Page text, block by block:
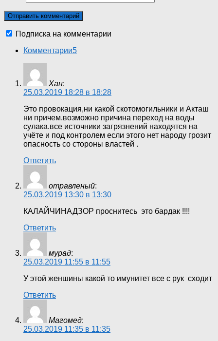
Подписка на комментарии
Комментарии5
Хан:
25.03.2019 18:28 в 18:28
Это провокация,ни какой скотомогильники и Акташ
ни причем.возможно причина переход на воды
сулака.все источники загрязнений находятся на
учёте и под контролем если этого нет народу грозит
опасность со стороны властей .
Ответить
отравленый:
25.03.2019 13:30 в 13:30
КАЛАЙЧИНАДЗОР проснитесь это бардак !!!!
Ответить
мурад:
25.03.2019 11:55 в 11:55
У этой женшины какой то имунитет все с рук сходит
Ответить
Магомед:
25.03.2019 11:35 в 11:35